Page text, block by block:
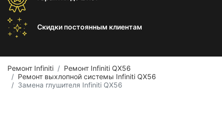
Скидки постоянным клиентам
Ремонт Infiniti
Ремонт Infiniti QX56
Ремонт выхлопной системы Infiniti QX56
Замена глушителя Infiniti QX56